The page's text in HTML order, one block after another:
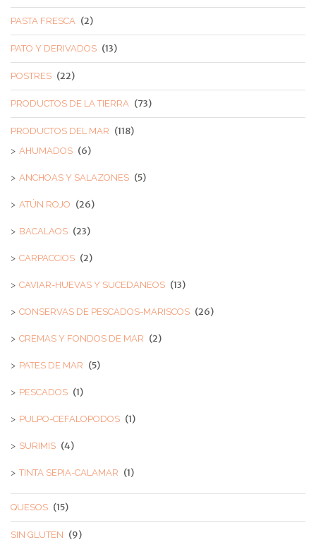
PASTA FRESCA (2)
PATO Y DERIVADOS (13)
POSTRES (22)
PRODUCTOS DE LA TIERRA (73)
PRODUCTOS DEL MAR (118)
AHUMADOS (6)
ANCHOAS Y SALAZONES (5)
ATÚN ROJO (26)
BACALAOS (23)
CARPACCIOS (2)
CAVIAR-HUEVAS Y SUCEDANEOS (13)
CONSERVAS DE PESCADOS-MARISCOS (26)
CREMAS Y FONDOS DE MAR (2)
PATES DE MAR (5)
PESCADOS (1)
PULPO-CEFALOPODOS (1)
SURIMIS (4)
TINTA SEPIA-CALAMAR (1)
QUESOS (15)
SIN GLUTEN (9)